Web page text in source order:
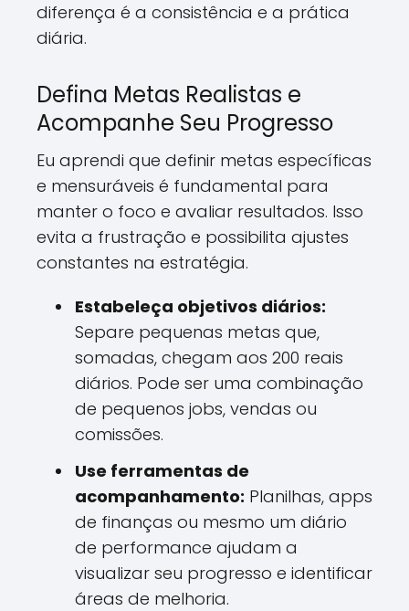
diferença é a consistência e a prática
diária.
Defina Metas Realistas e
Acompanhe Seu Progresso
Eu aprendi que definir metas específicas
e mensuráveis é fundamental para
manter o foco e avaliar resultados. Isso
evita a frustração e possibilita ajustes
constantes na estratégia.
Estabeleça objetivos diários:
Separe pequenas metas que,
somadas, chegam aos 200 reais
diários. Pode ser uma combinação
de pequenos jobs, vendas ou
comissões.
Use ferramentas de
acompanhamento: Planilhas, apps
de finanças ou mesmo um diário
de performance ajudam a
visualizar seu progresso e identificar
áreas de melhoria.